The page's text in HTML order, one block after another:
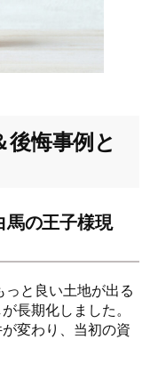
悔事例と
馬の王子様現
っと良い土地が出る
長期化しました。
変わり、当初の資